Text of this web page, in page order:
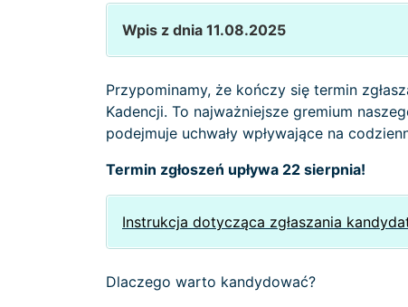
Wpis z dnia 11.08.2025
Przypominamy, że kończy się termin
Kadencji. To najważniejsze gremium
podejmuje uchwały wpływające na
Termin zgłoszeń upływa 22 sierpnia!
Instrukcja dotycząca zgłaszania
Dlaczego warto kandydować?